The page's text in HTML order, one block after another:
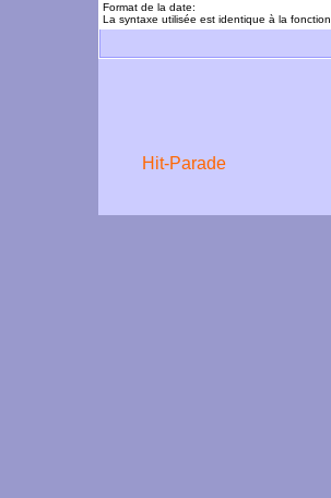
Format de la date:
La syntaxe utilisée est identique à la fonction